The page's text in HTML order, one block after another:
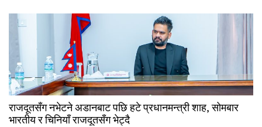
राजदूतसँग नभेटने अडानबाट पछि हटे प्रधानमन्त्री शाह, सोमबार
भारतीय र चिनियाँ राजदूतसँग भेट्दै